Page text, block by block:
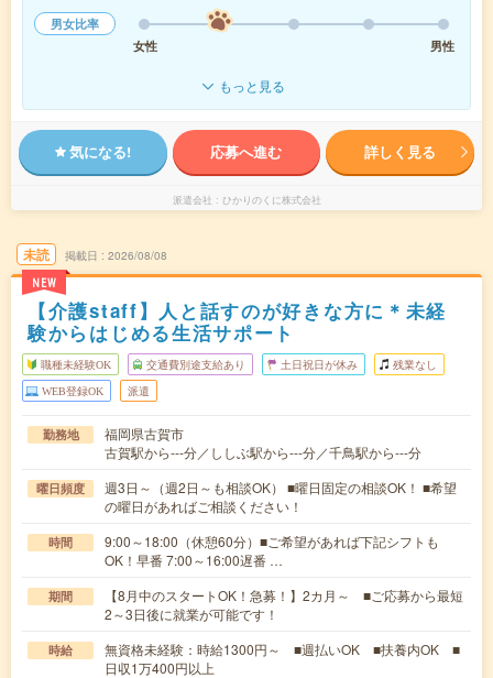
男女比率
女性
男性
もっと見る
気になる! 応募へ進む 詳しく見る
派遣会社 ひかりのくに株式会社
未読
NEW
掲載日 2026/08/08
【介護staff】人と話すのが好きな方に＊未経
験からはじめる生活サポート
職種未経験OK 交通費別途支給あり 土日祝日が休み 残業なし
WEB登録OK 派遣
勤務地
福岡県古賀市
古賀駅から---分／ししぶ駅から---分／千鳥駅から---分
曜日頻度
週3日～（週2日～も相談OK） ■曜日固定の相談OK！ ■希望
の曜日があればご相談ください！
時間
9:00～18:00（休憩60分）■ご希望があれば下記シフトも
OK！早番 7:00～16:00遅番 …
期間
【8月中のスタートOK！急募！】2カ月～ ■ご応募から最短
2～3日後に就業が可能です！
時給
無資格未経験：時給1300円～ ■週払いOK ■扶養内OK ■
日収1万400円以上